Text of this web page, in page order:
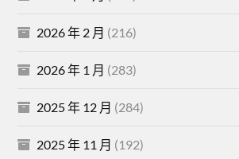
2026 年 2 月 (216)
2026 年 1 月 (283)
2025 年 12 月 (284)
2025 年 11 月 (192)